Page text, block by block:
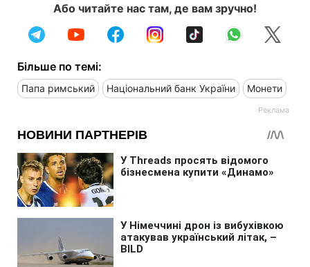
Або читайте нас там, де вам зручно!
Більше по темі:
Папа римський Національний банк України Монети